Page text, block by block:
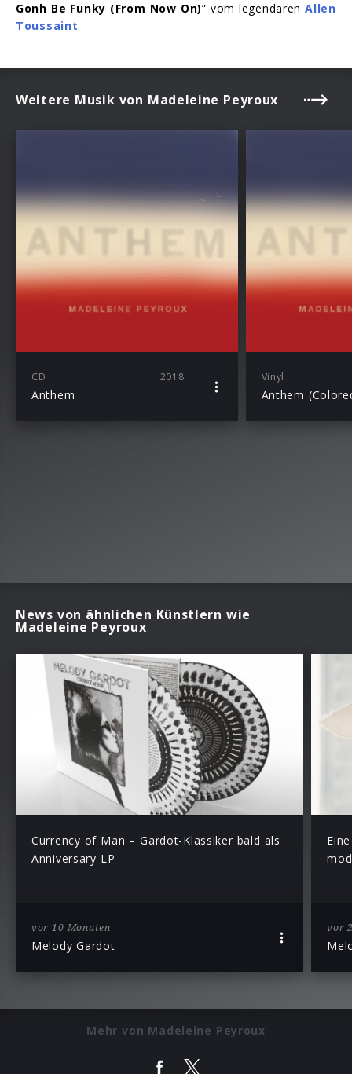
Gonh Be Funky (From Now On)” vom legendärenAllen
Toussaint.
Weitere Musik von Madeleine Peyroux
CD 2018
Anthem
Vinyl
News von ähnlichen Künstlern wie
Madeleine Peyroux
Currency of Man – Gardot-Klassiker bald als
Anniversary-LP
vor 10 Monaten
Melody Gardot
vor
Mehr von Madeleine Peyroux